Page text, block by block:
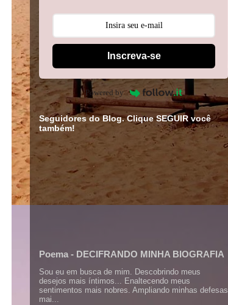
Inscreva-se
Powered by
Seguidores do Blog. Clique SEGUIR você
também!
Poema - DECIFRANDO MINHA BIOGRAFIA
Sou eu em busca de mim. Descobrindo meus
desejos mais íntimos... Enaltecendo meus
sentimentos mais nobres. Ampliando minhas defesas
mai...